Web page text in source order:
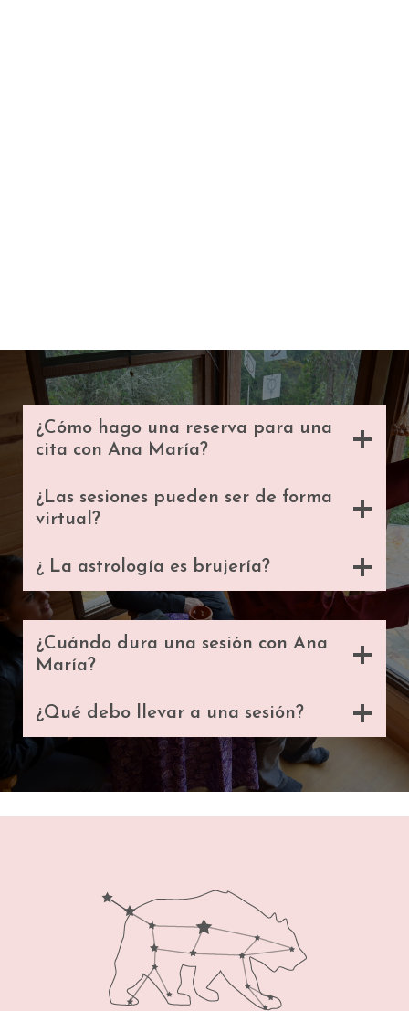
¿Cómo hago una reserva para una
cita con Ana María?
¿Las sesiones pueden ser de forma
virtual?
¿ La astrología es brujería?
¿Cuándo dura una sesión con Ana
María?
¿Qué debo llevar a una sesión?